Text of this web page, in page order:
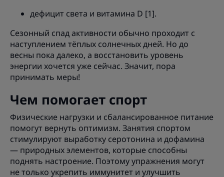
дефицит света и витамина D [1].
Сезонный спад активности обычно проходит с
наступлением тёплых солнечных дней. Но до
весны пока далеко, а восстановить уровень
энергии хочется уже сейчас. Значит, пора
принимать меры!
Чем помогает спорт
Физические нагрузки и сбалансированное питание
помогут вернуть оптимизм. Занятия спортом
стимулируют выработку серотонина и дофамина
— природных элементов, которые способны
поднять настроение. Поэтому упражнения могут
не только укрепить иммунитет и улучшить